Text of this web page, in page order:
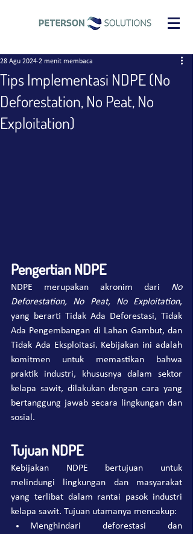
Tips Implementasi NDPE (No
Deforestation, No Peat, No
Exploitation)
28 Agu 2024 2 menit membaca
Pengertian NDPE
NDPE merupakan akronim dari No
Deforestation, No Peat, No Exploitation,
yang berarti Tidak Ada Deforestasi, Tidak
Ada Pengembangan di Lahan Gambut, dan
Tidak Ada Eksploitasi. Kebijakan ini adalah
komitmen untuk memastikan bahwa
praktik industri, khususnya dalam sektor
kelapa sawit, dilakukan dengan cara yang
bertanggung jawab secara lingkungan dan
sosial.
Tujuan NDPE
Kebijakan NDPE bertujuan untuk
melindungi lingkungan dan masyarakat
yang terlibat dalam rantai pasok industri
kelapa sawit. Tujuan utamanya mencakup:
Menghindari deforestasi dan